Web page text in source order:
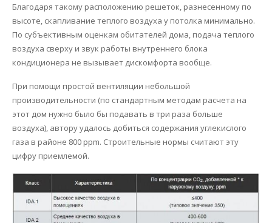
Благодаря такому расположению решеток, разнесенному по
высоте, скапливание теплого воздуха у потолка минимально.
По субъективным оценкам обитателей дома, подача теплого
воздуха сверху и звук работы внутреннего блока
кондиционера не вызывает дискомфорта вообще.
При помощи простой вентиляции небольшой
производительности (по стандартным методам расчета на
этот дом нужно было бы подавать в три раза больше
воздуха), автору удалось добиться содержания углекислого
газа в районе 800 ppm. Строительные нормы считают эту
цифру приемлемой.